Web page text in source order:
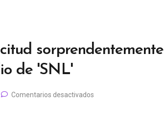
sorprendentemente
de 'SNL'
Comentarios desactivados